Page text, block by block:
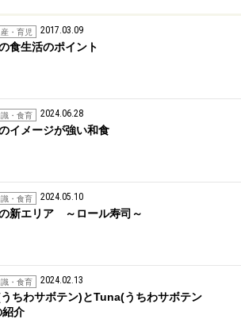
・育児 2017.03.09
食生活のポイント
・食育 2024.06.28
イメージが強い和食
・食育 2024.05.10
新エリア ～ロール寿司～
・食育 2024.02.13
ちわサボテン)とTuna(うちわサボテン
介